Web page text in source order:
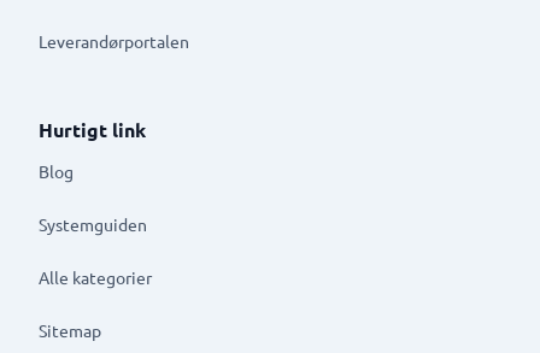
Leverandørportalen
Hurtigt link
Blog
Systemguiden
Alle kategorier
Sitemap